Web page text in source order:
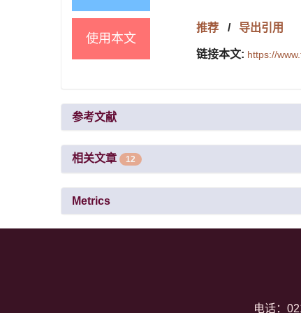
使用本文
推荐 / 导出引用
链接本文: https://
参考文献
相关文章 12
Metrics
电话：